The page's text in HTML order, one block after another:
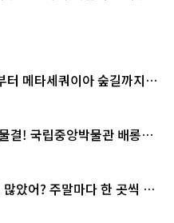
터 메타세쿼이아 숲길까지…
결! 국립중앙박물관 배롱나
았어? 주말마다 한 곳씩 떠